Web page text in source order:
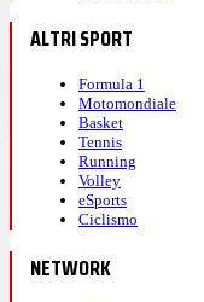
ALTRI SPORT
Formula 1
Motomondiale
Basket
Tennis
Running
Volley
eSports
Ciclismo
NETWORK